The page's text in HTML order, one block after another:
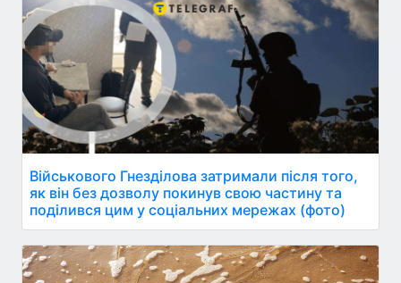
Військового Гнезділова затримали після того,
як він без дозволу покинув свою частину та
поділився цим у соціальних мережах (фото)